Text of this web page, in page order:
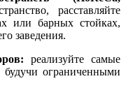
расставляйте
или барных стойках,
заведения.
реализуйте самые
будучи ограниченными